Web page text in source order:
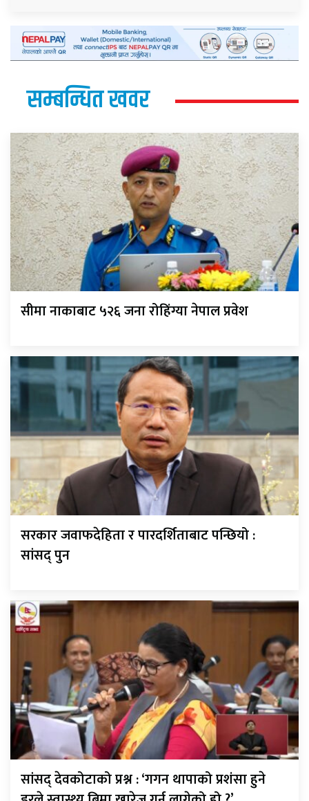
सम्बन्धित खवर
सीमा नाकाबाट ५२६ जना रोहिंग्या नेपाल प्रवेश
सरकार जवाफदेहिता र पारदर्शिताबाट पन्छियो :
सांसद् पुन
सांसद् देवकोटाको प्रश्न : ‘गगन थापाको प्रशंसा हुने